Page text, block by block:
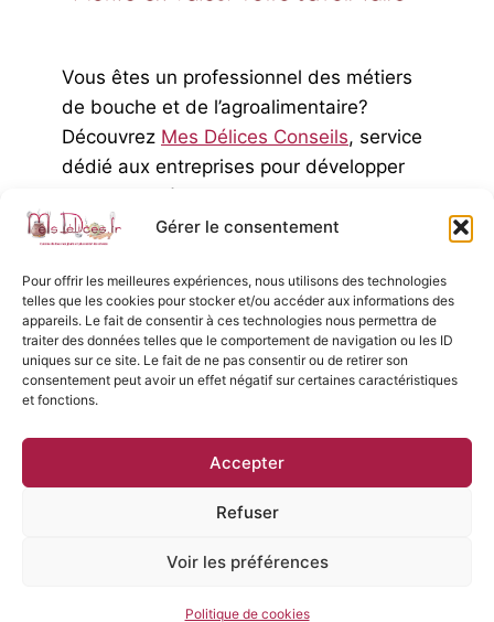
Gérer le consentement
Pour offrir les meilleures expériences, nous utilisons des technologies
telles que les cookies pour stocker et/ou accéder aux informations des
appareils. Le fait de consentir à ces technologies nous permettra de
traiter des données telles que le comportement de navigation ou les ID
uniques sur ce site. Le fait de ne pas consentir ou de retirer son
consentement peut avoir un effet négatif sur certaines caractéristiques
et fonctions.
Accepter
Refuser
Voir les préférences
Politique de cookies
Vous êtes un professionnel des métiers
de bouche et de l’agroalimentaire?
Découvrez Mes Délices Conseils, service
dédié aux entreprises pour développer
votre activité.
Accueil Contact
Mentions légales
Politique de cookies (UE)
© 2026- Blog MesDélices.fr